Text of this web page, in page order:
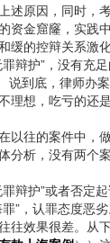
述原因，同时，
资金窟窿，实践
缓的控辩关系激
罪辩护”，没有充
到底，律师办案
理想，吃亏的还是
以往的案件中，
分析，没有两个
罪辩护”或者否定
罪”，认罪态度恶
往效果很差。从